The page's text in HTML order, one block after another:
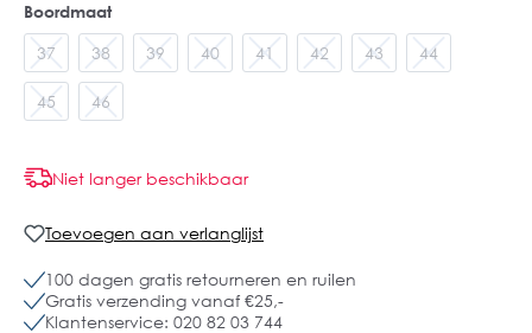
Boordmaat
37 38 39 40 41 42 43 44
45 46
Niet langer beschikbaar
Toevoegen aan verlanglijst
100 dagen gratis retourneren en ruilen
Gratis verzending vanaf €25,-
Klantenservice: 020 82 03 744